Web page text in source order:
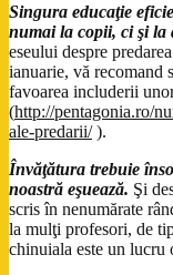
Singura educaţie
numai la copii, ci şi la
eseului despre
ianuarie, vă recomand
favoarea includerii
(http://pentagonia.ro/
ale-predarii/).
Învăţătura trebuie
noastră eşuează. Şi
scris în nenumărate
la mulţi profesori, de
chinuiala este un lucru